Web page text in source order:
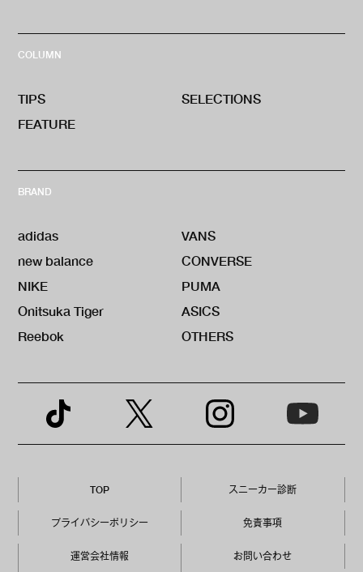
COLUMN
TIPS
SELECTIONS
FEATURE
BRAND
adidas
VANS
new balance
CONVERSE
NIKE
PUMA
Onitsuka Tiger
ASICS
Reebok
OTHERS
TOP スニーカー診断
プライバシーポリシー 免責事項
運営会社情報 お問い合わせ